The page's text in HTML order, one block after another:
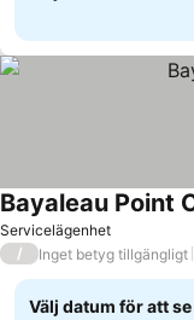
Servicelägenhet
Bayaleau Point
/ Inget betyg tillgängligt
Välj datum för att